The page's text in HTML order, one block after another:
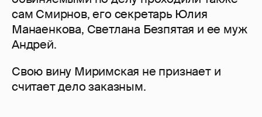
сам Смирнов, его секретарь Юлия
Манаенкова, Светлана Безпятая и ее муж
Андрей.
Свою вину Миримская не признает и
считает дело заказным.